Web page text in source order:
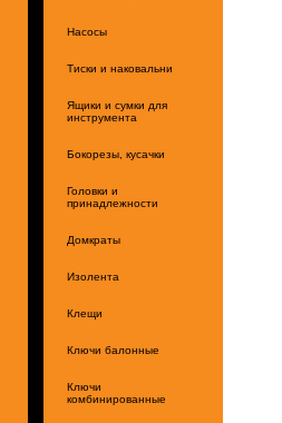
Насосы
Тиски и наковальни
Ящики и сумки для
инструмента
Бокорезы, кусачки
Головки и
принадлежности
Домкраты
Изолента
Клещи
Ключи балонные
Ключи
комбинированные